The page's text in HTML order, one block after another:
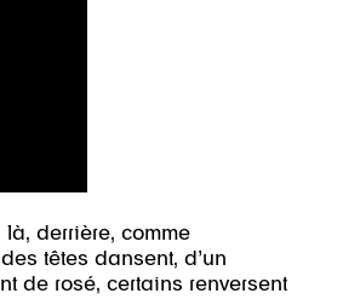
derrière, comme
têtes dansent, d’un
de rosé, certains renversent